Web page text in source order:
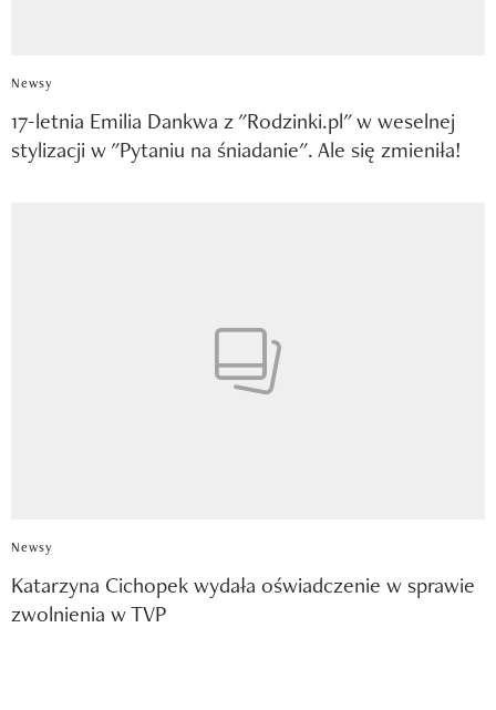
Newsy
17-letnia Emilia Dankwa z "Rodzinki.pl" w weselnej
stylizacji w "Pytaniu na śniadanie". Ale się zmieniła!
Newsy
Katarzyna Cichopek wydała oświadczenie w sprawie
zwolnienia w TVP